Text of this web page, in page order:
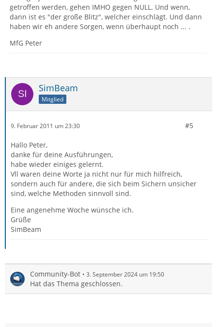
getroffen werden, gehen IMHO gegen NULL. Und wenn,
dann ist es "der große Blitz", welcher einschlägt. Und dann
haben wir eh andere Sorgen, wenn überhaupt noch ... .
MfG Peter
SimBeam
Mitglied
9. Februar 2011 um 23:30 #5
Hallo Peter,
danke für deine Ausführungen,
habe wieder einiges gelernt.
Vll waren deine Worte ja nicht nur für mich hilfreich,
sondern auch für andere, die sich beim Sichern unsicher
sind, welche Methoden sinnvoll sind.
Eine angenehme Woche wünsche ich.
Grüße
SimBeam
Community-Bot 3. September 2024 um 19:50
Hat das Thema geschlossen.